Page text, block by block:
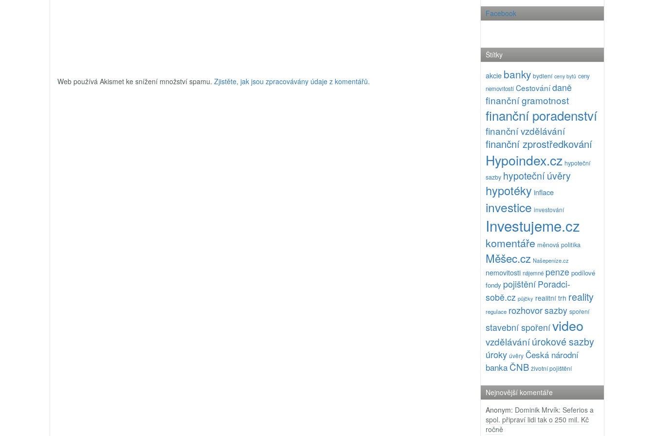
Web používá Akismet ke snížení množství spamu. Zjistěte, jak jsou zpracovávány údaje z komentářů.
Facebook
Štítky
akcie banky bydlení ceny bytů ceny
nemovitostí Cestování daně
finanční gramotnost
finanční poradenství
finanční vzdělávání
finanční zprostředkování
Hypoindex.cz hypoteční
sazby hypoteční úvěry
hypotéky inflace
investice investování
Investujeme.cz
komentáře měnová politika
Měšec.cz Našepeníze.cz
nemovitosti nájemné penze podílové
fondy pojištění Poradci-
sobě.cz půjčky realitní trh reality
regulace rozhovorsazby spoření
stavební spořenívideo
vzdělávání úrokové sazby
úroky úvěry Česká národní
banka ČNB životní pojištění
Nejnovější komentáře
Anonym: Dominik Mrvík: Seferios a
spol. připraví lidi tak o 250 mil. Kč
ročně